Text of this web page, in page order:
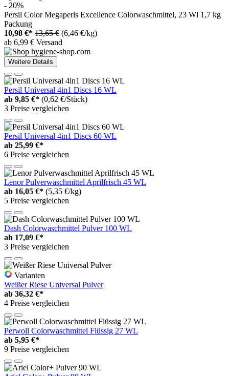
- 20%
Persil Color Megaperls Excellence Colorwaschmittel, 23 Wl 1,7 kg
Packung
10,98 €* 13,65 € (6,46 €/kg)
ab 6,99 € Versand
Weitere Details
Persil Universal 4in1 Discs 16 WL
ab 9,85 €* (0,62 €/Stück)
3 Preise vergleichen
Persil Universal 4in1 Discs 60 WL
ab 25,99 €*
6 Preise vergleichen
Lenor Pulverwaschmittel Aprilfrisch 45 WL
ab 16,05 €* (5,35 €/kg)
5 Preise vergleichen
Dash Colorwaschmittel Pulver 100 WL
ab 17,09 €*
3 Preise vergleichen
Varianten
Weißer Riese Universal Pulver
ab 36,32 €*
4 Preise vergleichen
Perwoll Colorwaschmittel Flüssig 27 WL
ab 5,95 €*
9 Preise vergleichen